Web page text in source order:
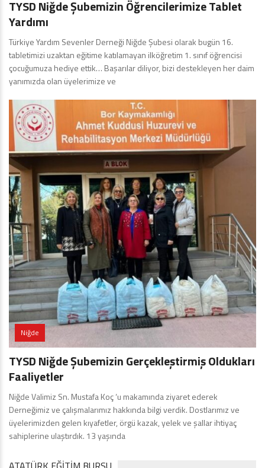
TYSD Niğde Şubemizin Öğrencilerimize Tablet
Yardımı
Türkiye Yardım Sevenler Derneği Niğde Şubesi olarak bugün 16.
tabletimizi uzaktan eğitime katılamayan ilköğretim 1. sınıf öğrencisi
çocuğumuza hediye ettik… Başarılar diliyor, bizi destekleyen her daim
yanımızda olan üyelerimize ve
Niğde
TYSD Niğde Şubemizin Gerçekleştirmiş Oldukları
Faaliyetler
Niğde Valimiz Sn. Mustafa Koç ‘u makamında ziyaret ederek
Derneğimiz ve çalışmalarımız hakkında bilgi verdik. Dostlarımız ve
üyelerimizden gelen kıyafetler, örgü kazak, yelek ve şallar ihtiyaç
sahiplerine ulaştırdık. 13 yaşında